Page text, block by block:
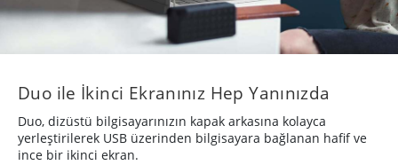
Duo ile İkinci Ekranınız Hep Yanınızda
Duo, dizüstü bilgisayarınızın kapak arkasına kolayca
yerleştirilerek USB üzerinden bilgisayara bağlanan hafif ve
ince bir ikinci ekran.